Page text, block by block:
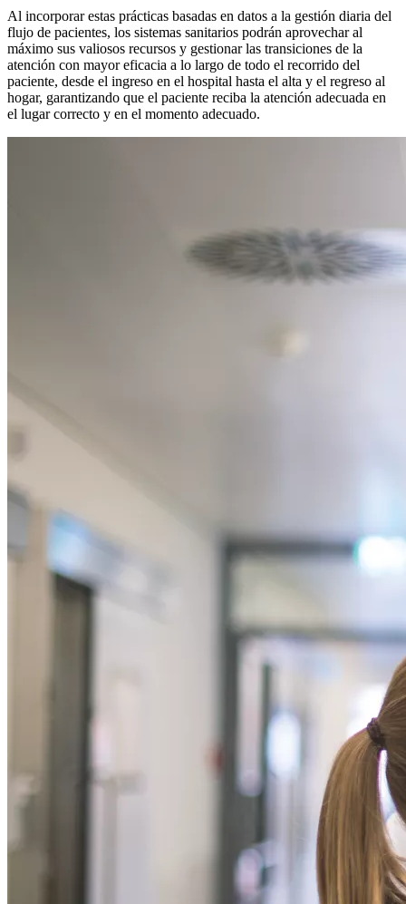
Al incorporar estas prácticas basadas en datos a la gestión diaria del
flujo de pacientes, los sistemas sanitarios podrán aprovechar al
máximo sus valiosos recursos y gestionar las transiciones de la
atención con mayor eficacia a lo largo de todo el recorrido del
paciente, desde el ingreso en el hospital hasta el alta y el regreso al
hogar, garantizando que el paciente reciba la atención adecuada en
el lugar correcto y en el momento adecuado.